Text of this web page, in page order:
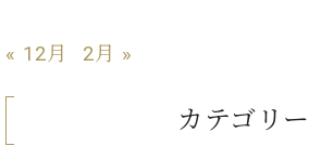
シ
タ
ベ
ンリ
店
ャ
« 12月 2月 »
カテゴリー